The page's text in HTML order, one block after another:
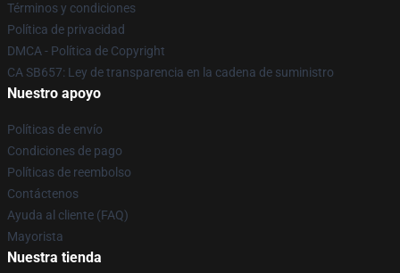
Términos y condiciones
Política de privacidad
DMCA - Política de Copyright
CA SB657: Ley de transparencia en la cadena de suministro
Nuestro apoyo
Políticas de envío
Condiciones de pago
Políticas de reembolso
Contáctenos
Ayuda al cliente (FAQ)
Mayorista
Nuestra tienda